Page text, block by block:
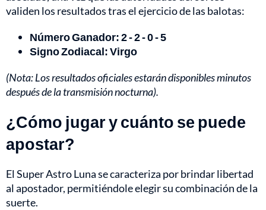
validen los resultados tras el ejercicio de las balotas:
Número Ganador: 2 - 2 - 0 - 5
Signo Zodiacal: Virgo
(Nota: Los resultados oficiales estarán disponibles minutos
después de la transmisión nocturna).
¿Cómo jugar y cuánto se puede
apostar?
El Super Astro Luna se caracteriza por brindar libertad
al apostador, permitiéndole elegir su combinación de la
suerte.